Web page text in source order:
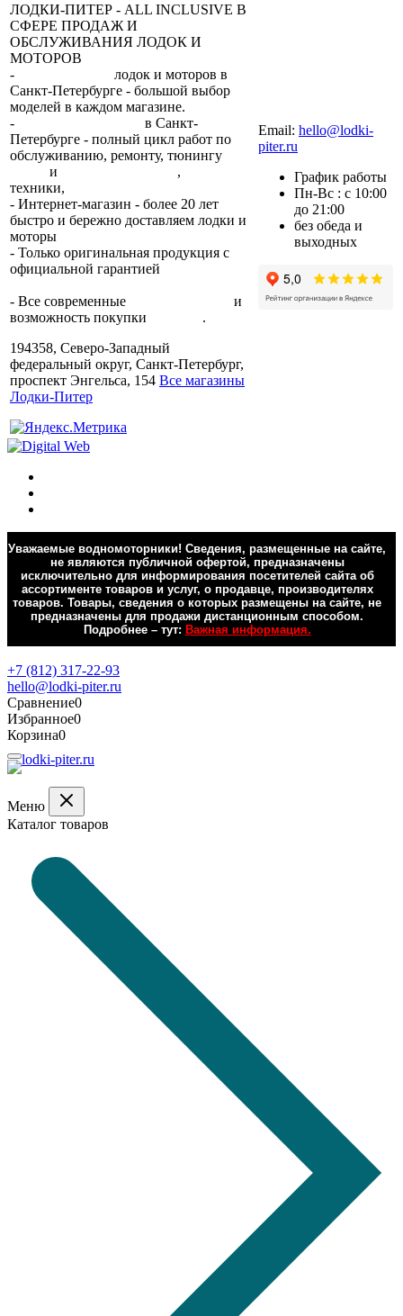
ЛОДКИ-ПИТЕР - ALL INCLUSIVE В
СФЕРЕ ПРОДАЖ И
ОБСЛУЖИВАНИЯ ЛОДОК И
МОТОРОВ
-
лодок и моторов в
Санкт-Петербурге - большой выбор
моделей в каждом магазине.
-
в Санкт-
Петербурге - полный цикл работ по
обслуживанию, ремонту, тюнингу
и ,
техники,
- Интернет-магазин - более 20 лет
быстро и бережно доставляем лодки и
моторы
- Только оригинальная продукция с
официальной гарантией
- Все современные
и
возможность покупки
.
194358, Северо-Западный
федеральный округ, Санкт-Петербург,
проспект Энгельса, 154 Все магазины
Лодки-Питер
Email: hello@lodki-
piter.ru
График работы
Пн-Вс : с 10:00
до 21:00
без обеда и
выходных
Уважаемые водномоторники! Сведения, размещенные на сайте,
не являются публичной офертой, предназначены
исключительно для информирования посетителей сайта об
ассортименте товаров и услуг, о продавце, производителях
товаров. Товары, сведения о которых размещены на сайте, не
предназначены для продажи дистанционным способом.
Подробнее – тут: Важная информация.
+7 (812) 317-22-93
hello@lodki-piter.ru
Сравнение0
Избранное0
Корзина0
Меню
Каталог товаров